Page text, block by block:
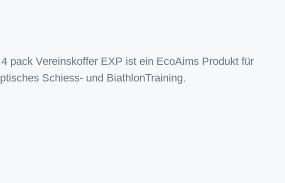
pack Vereinskoffer EXP ist ein EcoAims Produkt für
Schiess- und BiathlonTraining.